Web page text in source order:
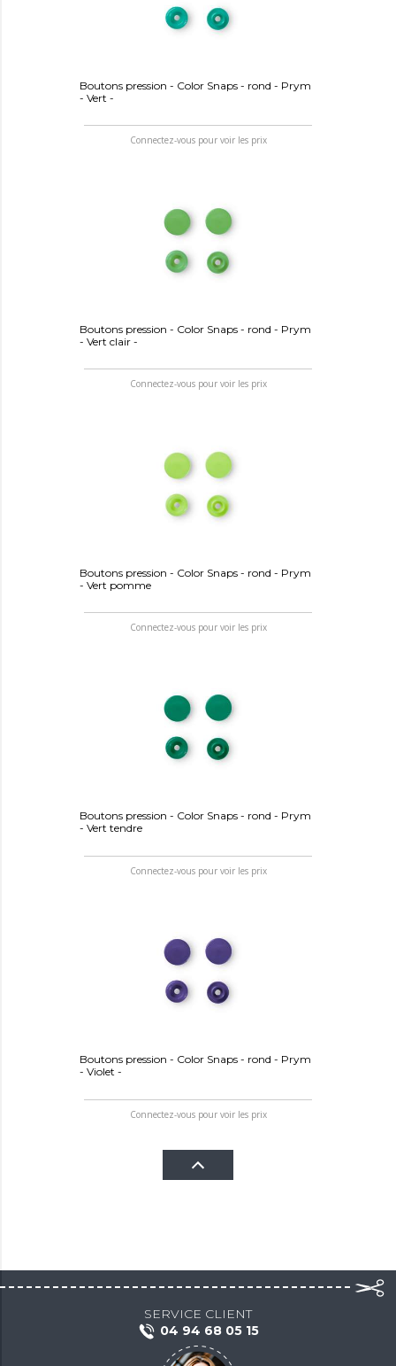
Boutons pression - Color Snaps - rond - Prym
- Vert -
Connectez-vous pour voir les prix
Boutons pression - Color Snaps - rond - Prym
- Vert clair -
Connectez-vous pour voir les prix
Boutons pression - Color Snaps - rond - Prym
- Vert pomme
Connectez-vous pour voir les prix
Boutons pression - Color Snaps - rond - Prym
- Vert tendre
Connectez-vous pour voir les prix
Boutons pression - Color Snaps - rond - Prym
- Violet -
Connectez-vous pour voir les prix
SERVICE CLIENT
04 94 68 05 15